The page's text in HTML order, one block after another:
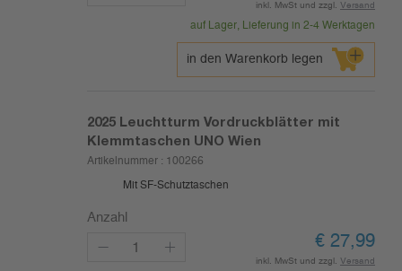
inkl. MwSt und zzgl. Versand
auf Lager, Lieferung in 2-4 Werktagen
in den Warenkorb legen
2025 Leuchtturm Vordruckblätter mit
Klemmtaschen UNO Wien
Artikelnummer : 100266
Mit SF-Schutztaschen
Anzahl
€ 27,99
inkl. MwSt und zzgl. Versand